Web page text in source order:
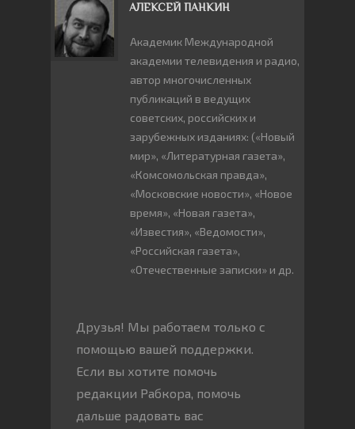
АЛЕКСЕЙ ПАНКИН
Академик Международной
академии телевидения и радио,
автор многочисленных
публикаций в ведущих
советских, российских и
зарубежных изданиях: («Новый
мир», «Литературная газета»,
«Комсомольская правда»,
«Московские новости», «Новое
время», «Новая газета»,
«Известия», «Ведомости»,
«Российская газета»,
«Отечественные записки» и др.
Друзья! Мы работаем только с
помощью вашей поддержки.
Если вы хотите помочь
редакции Рабкора, помочь
дальше радовать вас